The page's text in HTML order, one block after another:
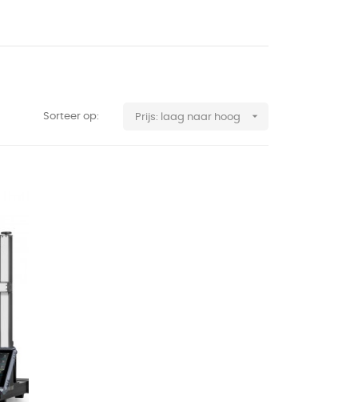
Sorteer op: Prijs: laag naar hoog 